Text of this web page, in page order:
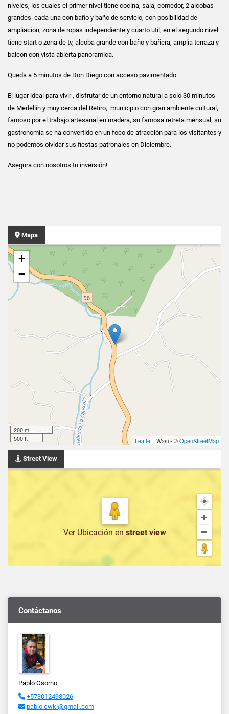
niveles, los cuales el primer nivel tiene cocina, sala, comedor, 2 alcobas
grandes cada una con baño y baño de servicio, con posibilidad de
ampliacion, zona de ropas independiente y cuarto util; en el segundo nivel
tiene start o zona de tv, alcoba grande con baño y bañera, amplia terraza y
balcon con vista abierta panoramica.
Queda a 5 minutos de Don Diego con acceso pavimentado.
El lugar ideal para vivir , disfrutar de un entorno natural a solo 30 minutos
de Medellín y muy cerca del Retiro, municipio con gran ambiente cultural,
famoso por el trabajo artesanal en madera, su famosa retreta mensual, su
gastronomía se ha convertido en un foco de atracción para los visitantes y
no podemos olvidar sus fiestas patronales en Diciembre.
Asegura con nosotros tu inversión!
Mapa
+
−
200 m
500 ft
Leaflet | Wasi - ©OpenStreetMap
Street View
Ver Ubicación en street view
Contáctanos
Pablo Osorno
+573012498026
pablo.cwki@gmail.com